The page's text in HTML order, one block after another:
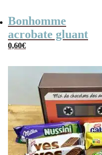
Bonhomme
acrobate gluant
0,60€